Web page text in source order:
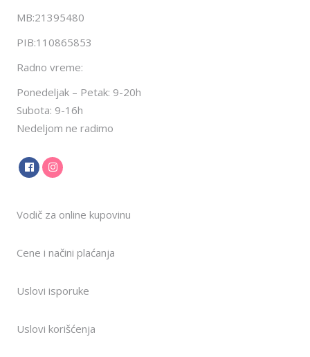
MB:21395480
PIB:110865853
Radno vreme:
Ponedeljak – Petak: 9-20h
Subota: 9-16h
Nedeljom ne radimo
Vodič za online kupovinu
Cene i načini plaćanja
Uslovi isporuke
Uslovi korišćenja